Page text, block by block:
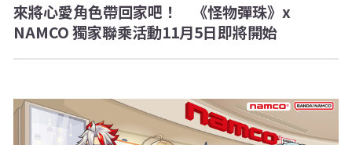
來將心愛角色帶回家吧！ 《怪物彈珠》x
NAMCO 獨家聯乘活動11月5日即將開始